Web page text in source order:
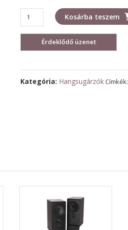
PYLON
Diamond
30
hangsugárzó
Kosárba teszem
Kategória: HangsugárzókCímkék: